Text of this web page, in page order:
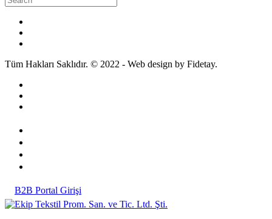
Tüm Hakları Saklıdır. © 2022 - Web design by Fidetay.
B2B Portal Girişi